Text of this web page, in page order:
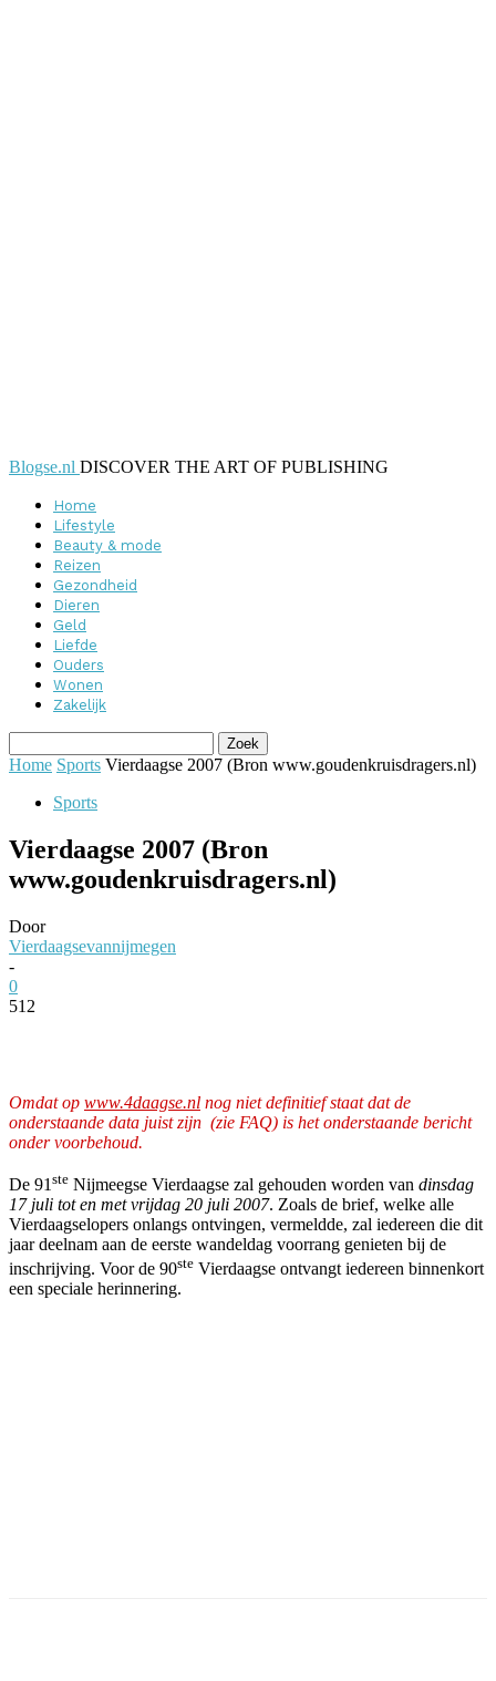
Blogse.nl DISCOVER THE ART OF PUBLISHING
Home
Lifestyle
Beauty & mode
Reizen
Gezondheid
Dieren
Geld
Liefde
Ouders
Wonen
Zakelijk
Home Sports Vierdaagse 2007 (Bron www.goudenkruisdragers.nl)
Sports
Vierdaagse 2007 (Bron
www.goudenkruisdragers.nl)
Door
Vierdaagsevannijmegen
-
0
512
Omdat op www.4daagse.nl nog niet definitief staat dat de
onderstaande data juist zijn (zie FAQ) is het onderstaande bericht
onder voorbehoud.
De 91 ste Nijmeegse Vierdaagse zal gehouden worden van dinsdag
17 juli tot en met vrijdag 20 juli 2007. Zoals de brief, welke alle
Vierdaagselopers onlangs ontvingen, vermeldde, zal iedereen die dit
jaar deelnam aan de eerste wandeldag voorrang genieten bij de
inschrijving. Voor de 90ste Vierdaagse ontvangt iedereen binnenkort
een speciale herinnering.